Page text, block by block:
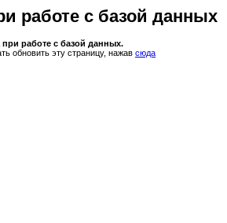
работе с базой данных
работе с базой данных.
обновить эту страницу, нажав сюда